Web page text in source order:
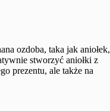
ozdoba, taka jak aniołek,
stworzyć aniołki z
prezentu, ale także na